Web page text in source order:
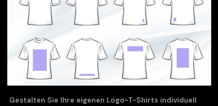
Gestalten Sie Ihre eigenen Logo-T-Shirts individuell